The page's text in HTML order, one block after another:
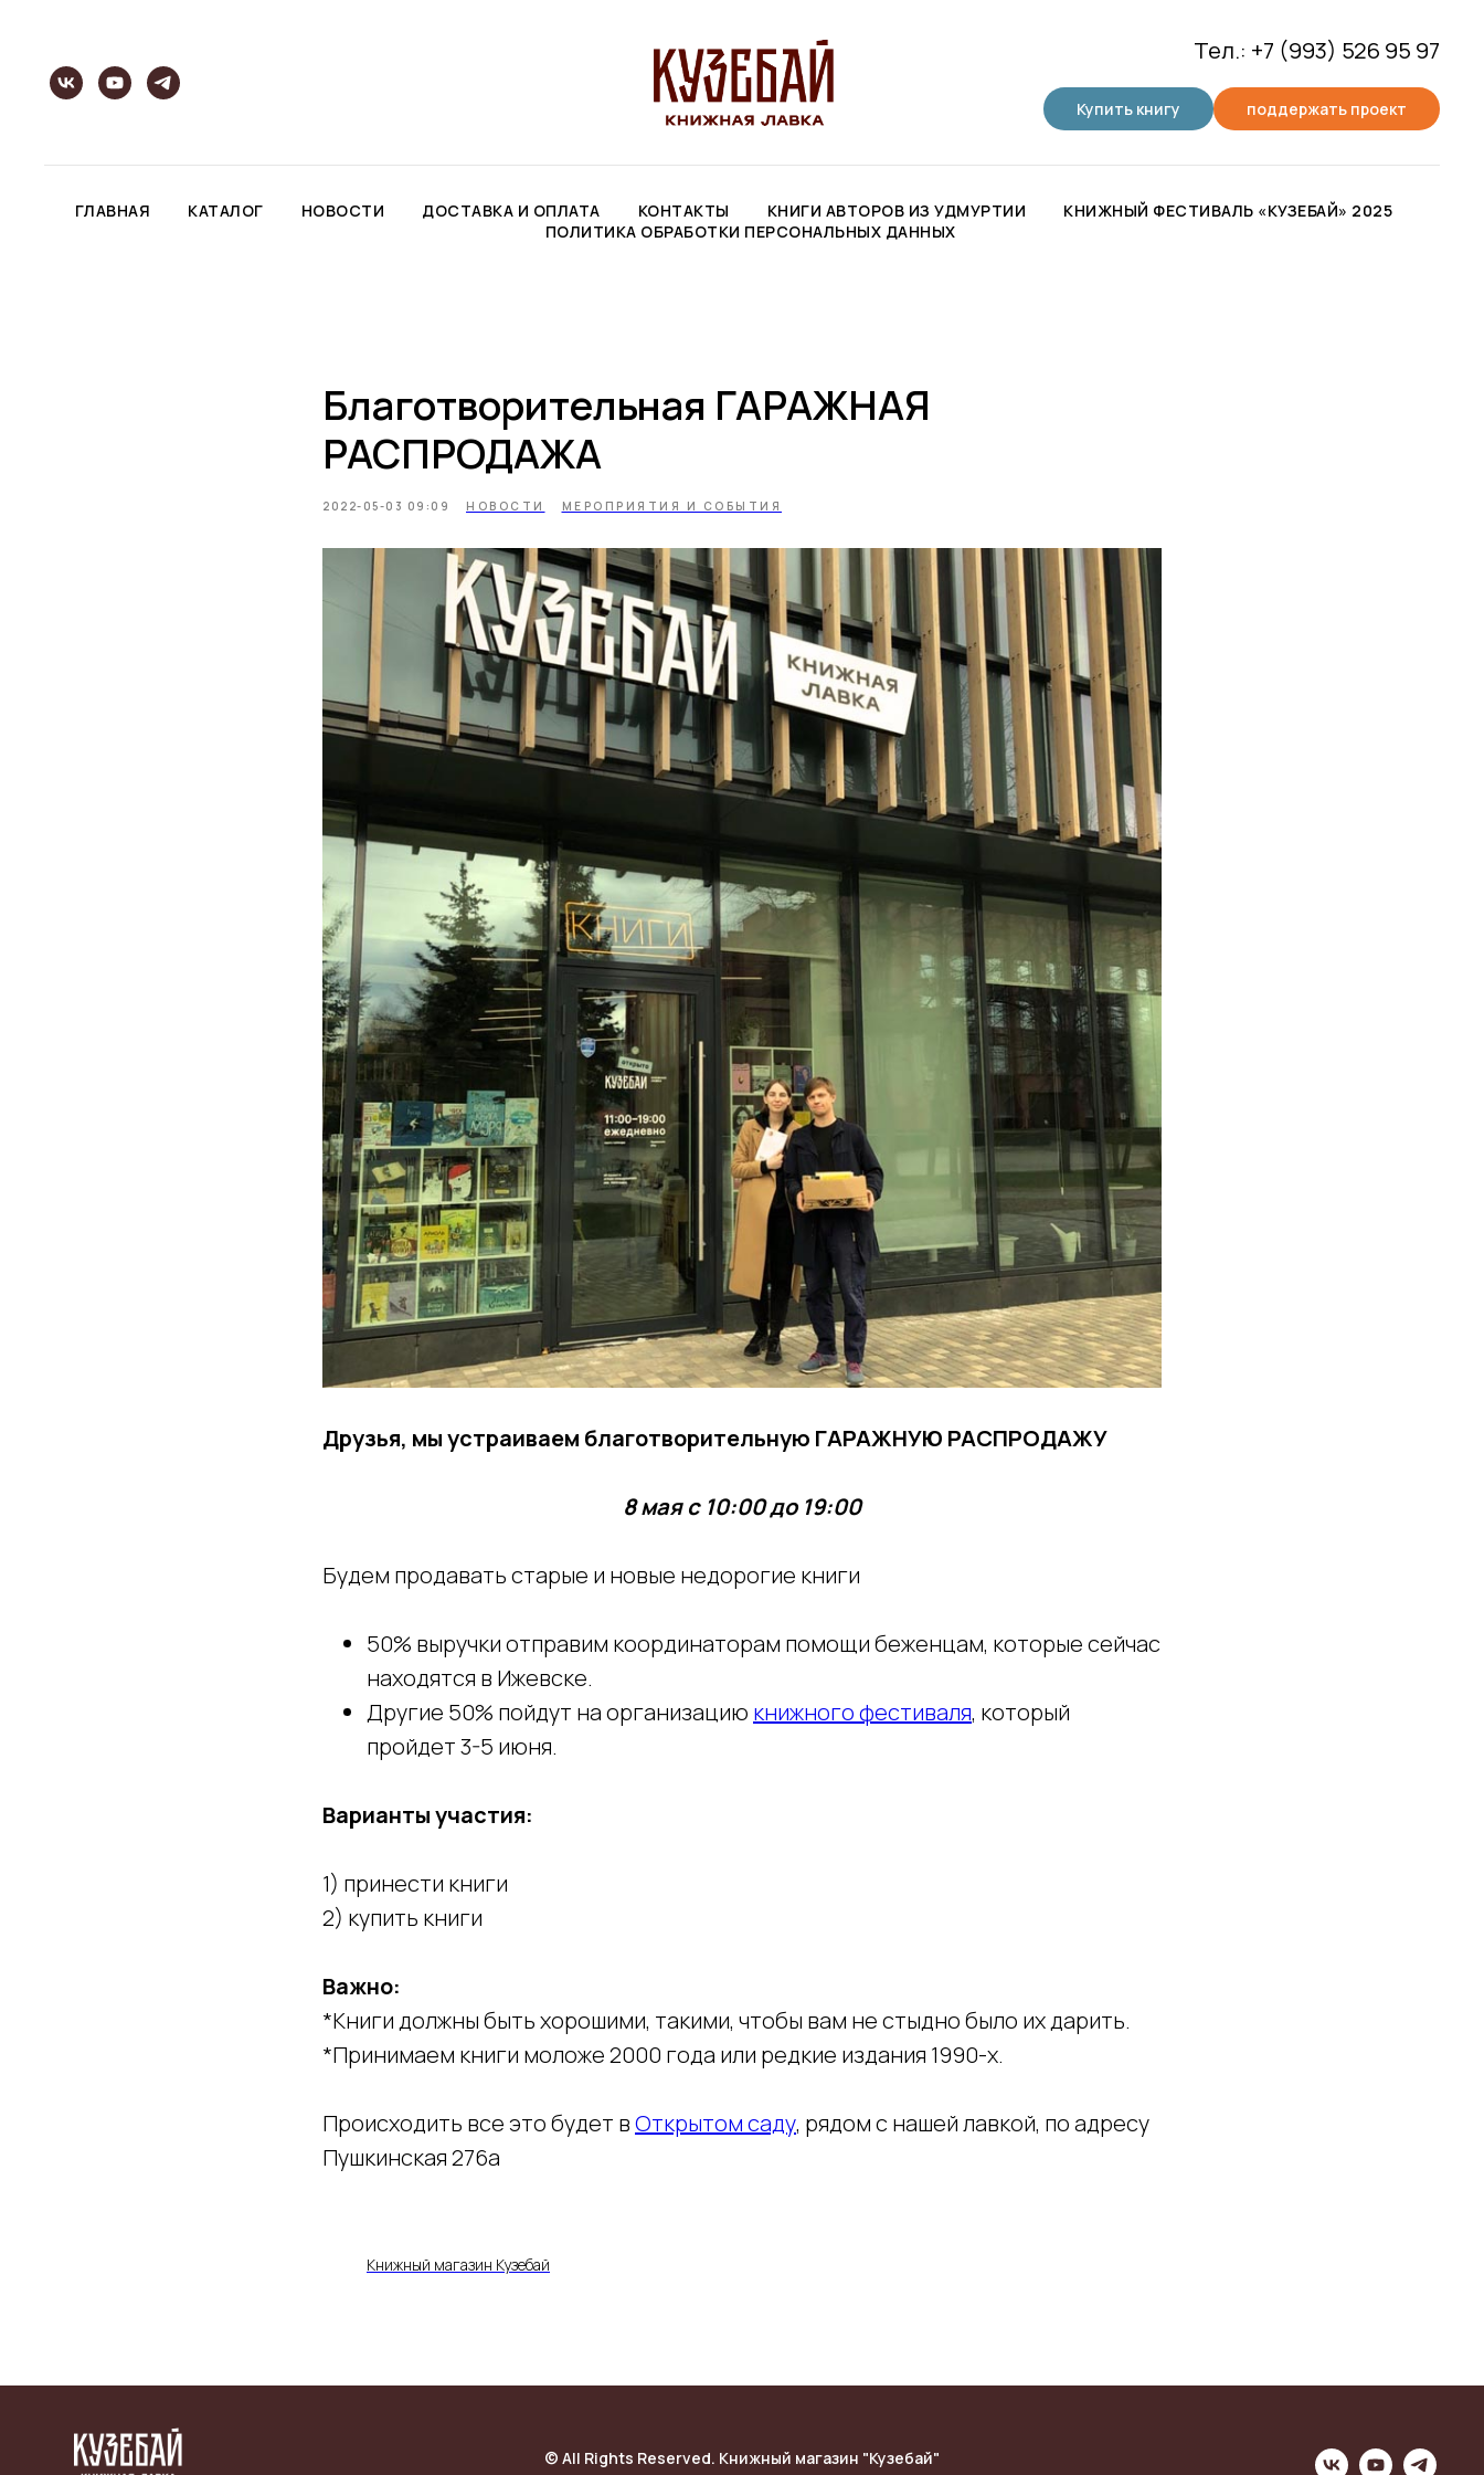
Тел.: +7 (993) 526 95 97
Купить книгу поддержать проект
ГЛАВНАЯ КАТАЛОГ НОВОСТИ ДОСТАВКА И ОПЛАТА КОНТАКТЫ КНИГИ АВТОРОВ ИЗ УДМУРТИИ
КНИЖНЫЙ ФЕСТИВАЛЬ «КУЗЕБАЙ» 2025
ПОЛИТИКА ОБРАБОТКИ ПЕРСОНАЛЬНЫХ ДАННЫХ
Благотворительная ГАРАЖНАЯ
РАСПРОДАЖА
2022-05-03 09:09 НОВОСТИ МЕРОПРИЯТИЯ И СОБЫТИЯ
Друзья, мы устраиваем благотворительную ГАРАЖНУЮ РАСПРОДАЖУ
8 мая с 10:00 до 19:00
Будем продавать старые и новые недорогие книги
50% выручки отправим координаторам помощи беженцам, которые сейчас
находятся в Ижевске.
Другие 50% пойдут на организацию книжного фестиваля, который
пройдет 3-5 июня.
Варианты участия:
1) принести книги
2) купить книги
Важно:
*Книги должны быть хорошими, такими, чтобы вам не стыдно было их дарить.
*Принимаем книги моложе 2000 года или редкие издания 1990-х.
Происходить все это будет вОткрытом саду, рядом с нашей лавкой, по адресу
Пушкинская 276а
Книжный магазин Кузебай
© All Rights Reserved. Книжный магазин "Кузебай"